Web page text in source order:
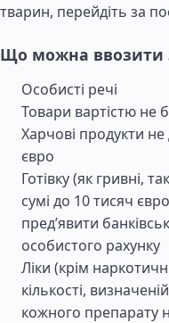
тварин, перейдіть за
Що можна ввозити
Особисті речі
Товари вартістю не
Харчові продукти
євро
Готівку (як гривні,
сумі до 10 тисяч
пред’явити
особистого рахунку
Ліки (крім
кількості,
кожного препарату